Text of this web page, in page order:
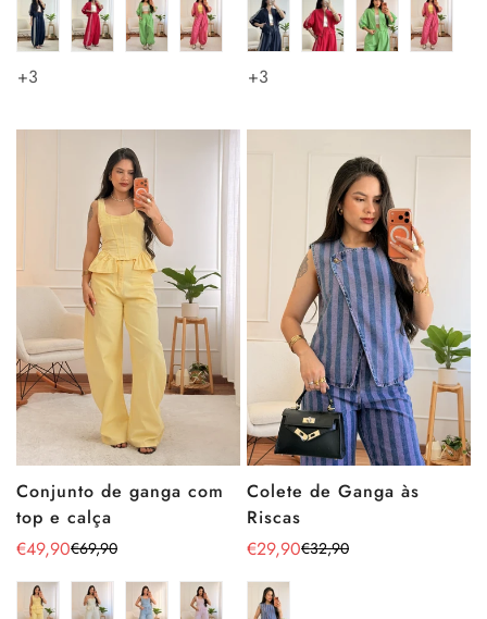
venda
+3
venda
+3
Conjunto de ganga com
top e calça
Preço
de
venda
€49,90
Preço
regular
€69,90
Colete de Ganga às
Riscas
Preço
de
venda
€29,90
Preço
regular
€32,90